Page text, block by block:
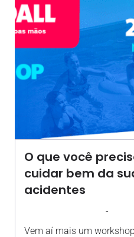
O que você
cuidar bem da
acidentes
-
Vem aí mais um